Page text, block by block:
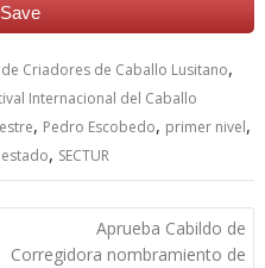
Save
Criadores de Caballo Lusitano,
Internacional del Caballo
, Pedro Escobedo, primer nivel,
, SECTUR
Aprueba Cabildo de
Corregidora nombramiento de